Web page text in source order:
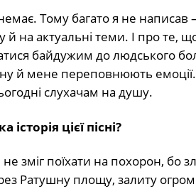
Тому багато я не написав
на актуальні теми. І про те,
байдужим до людського
й мене переповнюють емоції.
слухачам на душу.
цієї пісні?
зміг поїхати на похорон, бо
Ратушну площу, залиту